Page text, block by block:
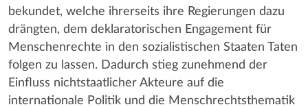
bekundet, welche ihrerseits ihre Regierungen dazu
drängten, dem deklaratorischen Engagement für
Menschenrechte in den sozialistischen Staaten Taten
folgen zu lassen. Dadurch stieg zunehmend der
Einfluss nichtstaatlicher Akteure auf die
internationale Politik und die Menschrechtsthematik